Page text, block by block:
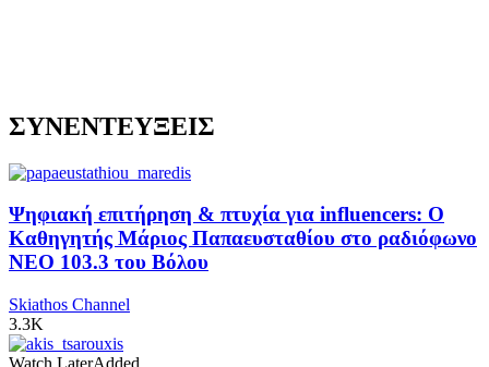
ΣΥΝΕΝΤΕΥΞΕΙΣ
Ψηφιακή επιτήρηση & πτυχία για influencers: Ο
Καθηγητής Μάριος Παπαευσταθίου στο ραδιόφωνο
NEO 103.3 του Βόλου
Skiathos Channel
3.3K
Watch LaterAdded